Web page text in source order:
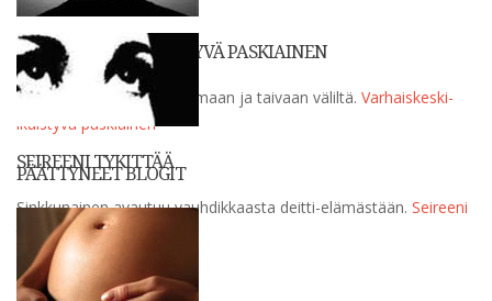
VARHAISKESKI-IKÄISTYVÄ PASKIAINEN
Paskiainen pohti kaikkea maan ja taivaan väliltä. Varhaiskeski-
ikäistyvä paskiainen
SEIREENI TYKITTÄÄ
Sinkkunainen avautuu vauhdikkaasta deitti-elämästään. Seireeni
tykittää
PÄÄTTYNEET BLOGIT